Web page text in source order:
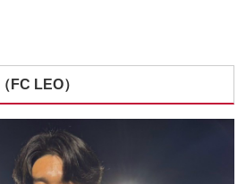
FC LEO）